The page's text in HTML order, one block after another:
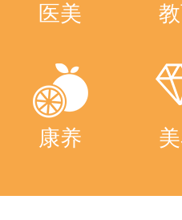
医美
康养